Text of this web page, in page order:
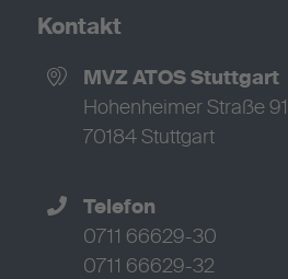
Kontakt
MVZ ATOS Stuttgart
Hohenheimer Straße 91
70184 Stuttgart
Telefon
0711 66629-30
0711 66629-32